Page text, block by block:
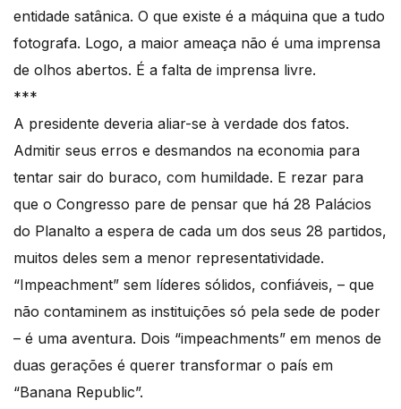
entidade satânica. O que existe é a máquina que a tudo
fotografa. Logo, a maior ameaça não é uma imprensa
de olhos abertos. É a falta de imprensa livre.
***
A presidente deveria aliar-se à verdade dos fatos.
Admitir seus erros e desmandos na economia para
tentar sair do buraco, com humildade. E rezar para
que o Congresso pare de pensar que há 28 Palácios
do Planalto a espera de cada um dos seus 28 partidos,
muitos deles sem a menor representatividade.
“Impeachment” sem líderes sólidos, confiáveis, – que
não contaminem as instituições só pela sede de poder
– é uma aventura. Dois “impeachments” em menos de
duas gerações é querer transformar o país em
“Banana Republic”.